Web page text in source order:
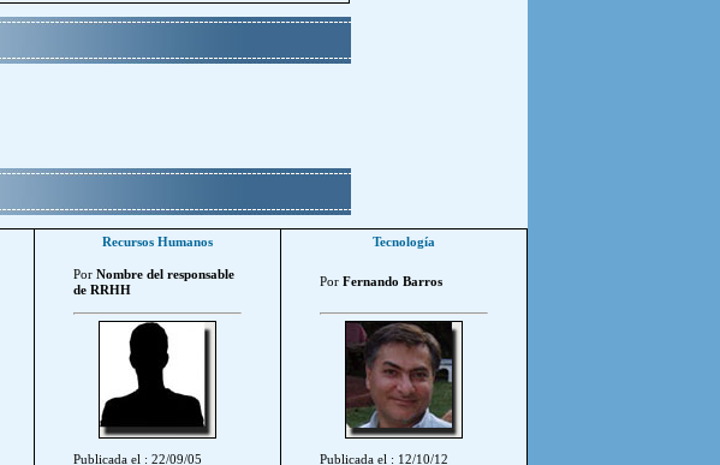
Recursos Humanos
Por Nombre del responsable
de RRHH
Publicada el : 22/09/05
Tecnología
Por Fernando Barros
Publicada el : 12/10/12